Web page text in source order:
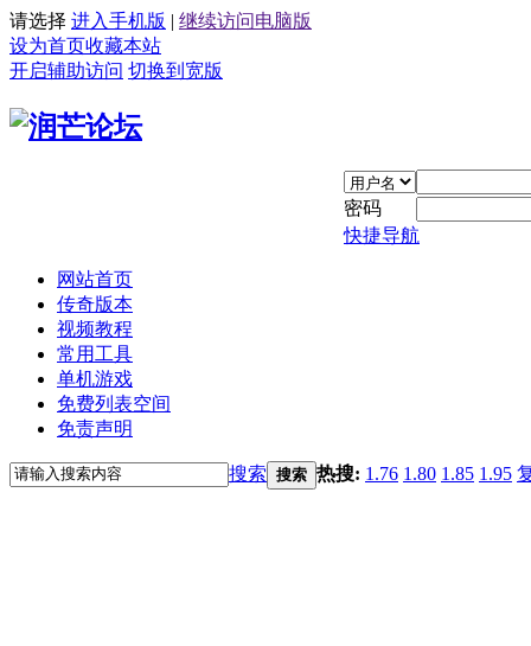
请选择 进入手机版 | 继续访问电脑版
设为首页收藏本站
开启辅助访问 切换到宽版
密码
快捷导航
网站首页
传奇版本
视频教程
常用工具
单机游戏
免费列表空间
免责声明
搜索 搜索 热搜: 1.76 1.80 1.85 1.95